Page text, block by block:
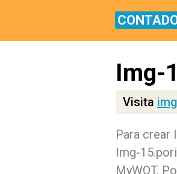
Img-
Visita
Para crear
Img-
MyWOT.